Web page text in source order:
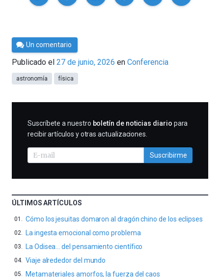
Por
César
Tomé
Un comentario
Publicado el 27 de junio, 2026 en Conferencia
astronomía física
SUSCRIBIRME
Suscríbete a nuestro boletín de noticias diario para
recibir artículos y otras actualizaciones.
Suscribirme
ÚLTIMOS ARTÍCULOS
Cómo los jesuitas domaron al dragón chino de los eclipses
La ingesta emocional como problema
La Odisea… del pensamiento científico
Viaje alrededor del mundo
Metamateriales amorfos, la fuerza del caos